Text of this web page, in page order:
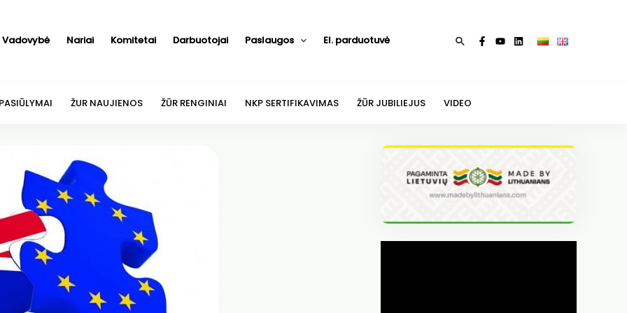
Vadovybė Nariai Komitetai Darbuotojai Paslaugos El. parduotuvė Paieška
ŽUR NAUJIENOS ŽŪR RENGINIAI NKP SERTIFIKAVIMAS ŽŪR JUBILIEJUS VIDEO